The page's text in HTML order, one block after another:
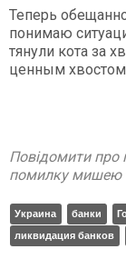
Теперь
понимаю
тянули кота за
ценным хвостом
Повідомити про
помилку мишею і
Украина банки
ликвидация банков